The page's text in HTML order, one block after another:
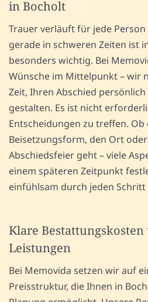
in Bocholt
Trauer verläuft für jede
gerade in schweren Zeiten ist
besonders wichtig. Bei
Wünsche im Mittelpunkt – wir
Zeit, Ihren Abschied
gestalten. Es ist nicht
Entscheidungen zu treffen. Ob
Beisetzungsform, den Ort
Abschiedsfeier geht – viele
einem späteren Zeitpunkt
einfühlsam durch jeden Schritt
Klare
Leistungen
Bei Memovida setzen wir auf
Preisstruktur, die Ihnen in